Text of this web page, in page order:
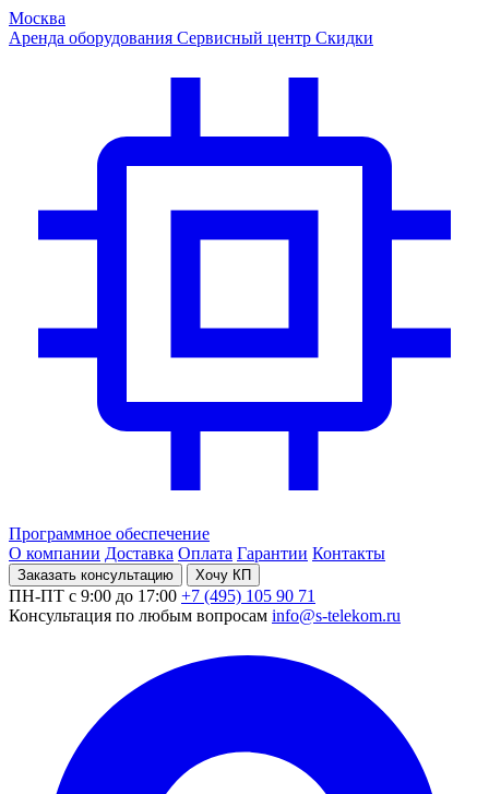
Москва
Аренда оборудования Сервисный центр Скидки
Программное обеспечение
О компании Доставка Оплата Гарантии Контакты
Заказать консультацию Хочу КП
ПН-ПТ с 9:00 до 17:00 +7 (495) 105 90 71
Консультация по любым вопросам info@s-telekom.ru